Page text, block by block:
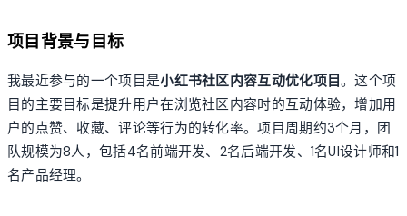
项目背景与目标
我最近参与的一个项目是小红书社区内容互动优化项目。这个项
目的主要目标是提升用户在浏览社区内容时的互动体验，增加用
户的点赞、收藏、评论等行为的转化率。项目周期约3个月，团
队规模为8人，包括4名前端开发、2名后端开发、1名UI设计师和1
名产品经理。